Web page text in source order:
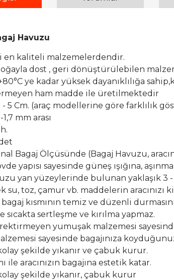
Havuzu
en kaliteli malzemelerdendir.
dost , geri dönüştürülebilen
ye kadar yüksek dayanıklılığa
ham madde ile üretilmektedir
5 Cm. (araç modellerine göre farklılık
1,7 mm arası
Bagaj Ölçüsünde (Bagaj Havuzu,
yapısı sayesinde güneş ışığına,
yan yüzeylerinde bulunan yaklaşık 3 -
su, toz, çamur vb. maddelerin aracınızı
bagaj kısmının temiz ve düzenli
sıcakta sertleşme ve kırılma yapmaz.
yumuşak malzemesi
sayesinde bagajınıza
şekilde yıkanır ve çabuk kurur.
ile aracınızın bagajına estetik katar.
şekilde yıkanır, çabuk kurur